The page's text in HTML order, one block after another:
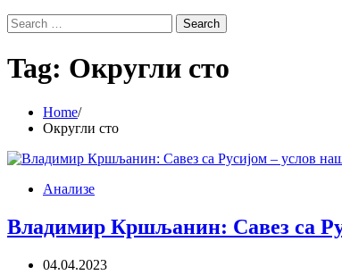
Search
for:
Tag: Округли сто
Home
Округли сто
Анализе
Владимир Кршљанин: Савез са
04.04.2023